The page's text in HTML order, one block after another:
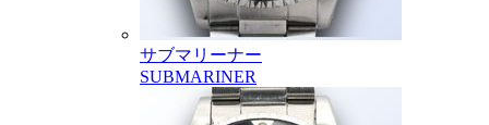
サブマリーナー
SUBMARINER